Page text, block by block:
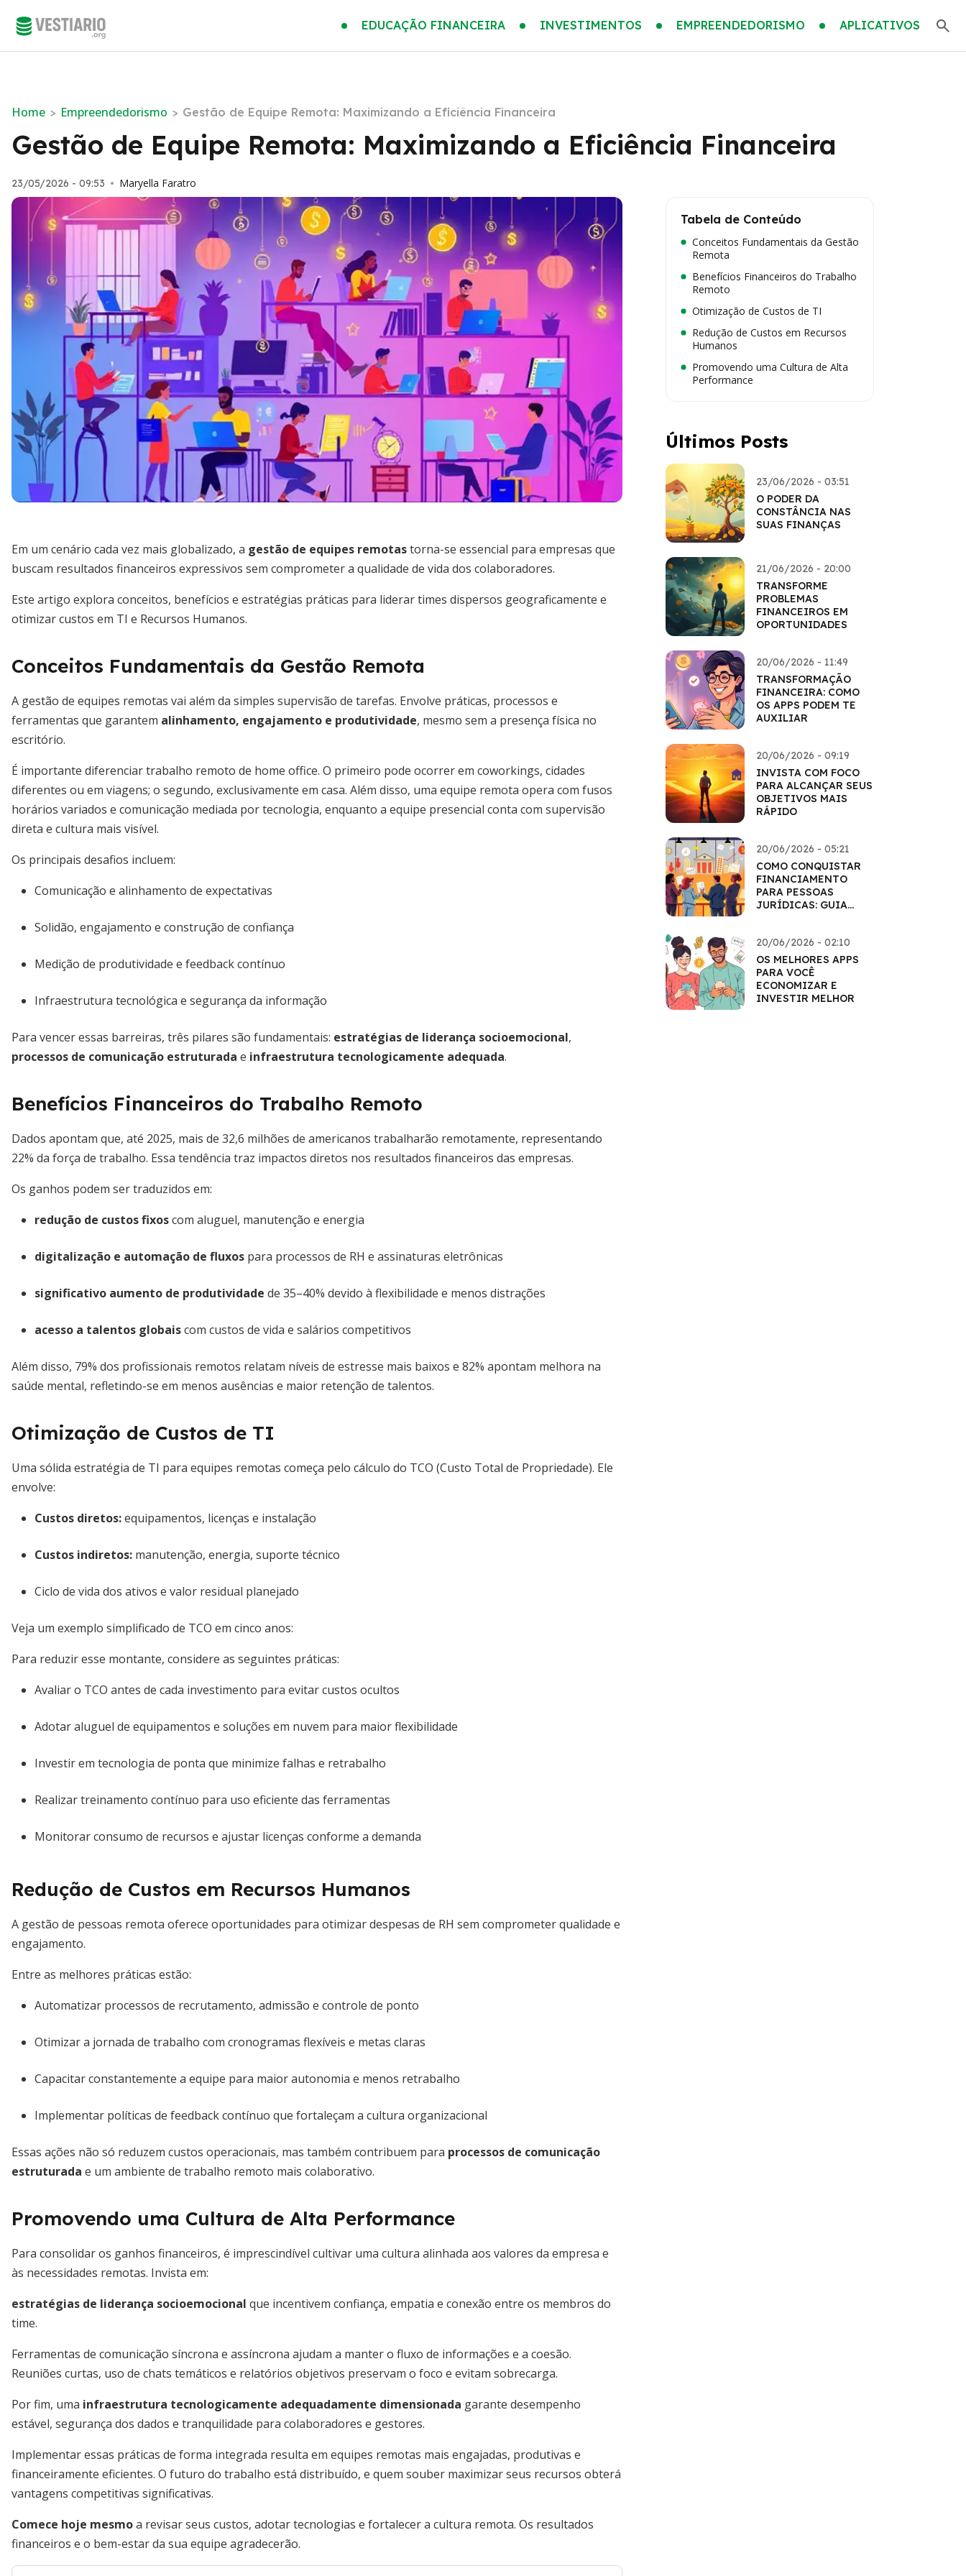
EDUCAÇÃO FINANCEIRA INVESTIMENTOS EMPREENDEDORISMO APLICATIVOS
Home > Empreendedorismo > Gestão de Equipe Remota: Maximizando a Eficiência Financeira
Gestão de Equipe Remota: Maximizando a Eficiência Financeira
23/05/2026 - 09:53 • Maryella Faratro
Em um cenário cada vez mais globalizado, a gestão de equipes remotastorna-se essencial para empresas que
buscam resultados financeiros expressivos sem comprometer a qualidade de vida dos colaboradores.
Este artigo explora conceitos, benefícios e estratégias práticas para liderar times dispersos geograficamente e
otimizar custos em TI e Recursos Humanos.
Conceitos Fundamentais da Gestão Remota
A gestão de equipes remotas vai além da simples supervisão de tarefas. Envolve práticas, processos e
ferramentas que garantem alinhamento, engajamento e produtividade, mesmo sem a presença física no
escritório.
É importante diferenciar trabalho remoto de home office. O primeiro pode ocorrer em coworkings, cidades
diferentes ou em viagens; o segundo, exclusivamente em casa. Além disso, uma equipe remota opera com fusos
horários variados e comunicação mediada por tecnologia, enquanto a equipe presencial conta com supervisão
direta e cultura mais visível.
Os principais desafios incluem:
Comunicação e alinhamento de expectativas
Solidão, engajamento e construção de confiança
Medição de produtividade e feedback contínuo
Infraestrutura tecnológica e segurança da informação
Para vencer essas barreiras, três pilares são fundamentais: estratégias de liderança socioemocional,
processos de comunicação estruturada e infraestrutura tecnologicamente adequada.
Benefícios Financeiros do Trabalho Remoto
Dados apontam que, até 2025, mais de 32,6 milhões de americanos trabalharão remotamente, representando
22% da força de trabalho. Essa tendência traz impactos diretos nos resultados financeiros das empresas.
Os ganhos podem ser traduzidos em:
redução de custos fixoscom aluguel, manutenção e energia
digitalização e automação de fluxos para processos de RH e assinaturas eletrônicas
significativo aumento de produtividade de 35–40% devido à flexibilidade e menos distrações
acesso a talentos globaiscom custos de vida e salários competitivos
Além disso, 79% dos profissionais remotos relatam níveis de estresse mais baixos e 82% apontam melhora na
saúde mental, refletindo-se em menos ausências e maior retenção de talentos.
Otimização de Custos de TI
Uma sólida estratégia de TI para equipes remotas começa pelo cálculo do TCO (Custo Total de Propriedade). Ele
envolve:
Custos diretos:equipamentos, licenças e instalação
Custos indiretos: manutenção, energia, suporte técnico
Ciclo de vida dos ativos e valor residual planejado
Veja um exemplo simplificado de TCO em cinco anos:
Para reduzir esse montante, considere as seguintes práticas:
Avaliar o TCO antes de cada investimento para evitar custos ocultos
Adotar aluguel de equipamentos e soluções em nuvem para maior flexibilidade
Investir em tecnologia de ponta que minimize falhas e retrabalho
Realizar treinamento contínuo para uso eficiente das ferramentas
Monitorar consumo de recursos e ajustar licenças conforme a demanda
Redução de Custos em Recursos Humanos
A gestão de pessoas remota oferece oportunidades para otimizar despesas de RH sem comprometer qualidade e
engajamento.
Entre as melhores práticas estão:
Automatizar processos de recrutamento, admissão e controle de ponto
Otimizar a jornada de trabalho com cronogramas flexíveis e metas claras
Capacitar constantemente a equipe para maior autonomia e menos retrabalho
Implementar políticas de feedback contínuo que fortaleçam a cultura organizacional
Essas ações não só reduzem custos operacionais, mas também contribuem para processos de comunicação
estruturada e um ambiente de trabalho remoto mais colaborativo.
Promovendo uma Cultura de Alta Performance
Para consolidar os ganhos financeiros, é imprescindível cultivar uma cultura alinhada aos valores da empresa e
às necessidades remotas. Invista em:
estratégias de liderança socioemocional que incentivem confiança, empatia e conexão entre os membros do
time.
Ferramentas de comunicação síncrona e assíncrona ajudam a manter o fluxo de informações e a coesão.
Reuniões curtas, uso de chats temáticos e relatórios objetivos preservam o foco e evitam sobrecarga.
Por fim, uma infraestrutura tecnologicamente adequadamente dimensionada garante desempenho
estável, segurança dos dados e tranquilidade para colaboradores e gestores.
Implementar essas práticas de forma integrada resulta em equipes remotas mais engajadas, produtivas e
financeiramente eficientes. O futuro do trabalho está distribuído, e quem souber maximizar seus recursos obterá
vantagens competitivas significativas.
Comece hoje mesmoa revisar seus custos, adotar tecnologias e fortalecer a cultura remota. Os resultados
financeiros e o bem-estar da sua equipe agradecerão.
Tabela de Conteúdo
Conceitos Fundamentais da Gestão
Remota
Benefícios Financeiros do Trabalho
Remoto
Otimização de Custos de TI
Redução de Custos em Recursos
Humanos
Promovendo uma Cultura de Alta
Performance
Últimos Posts
23/06/2026 - 03:51
O PODER DA
CONSTÂNCIA NAS
SUAS FINANÇAS
21/06/2026 - 20:00
TRANSFORME
PROBLEMAS
FINANCEIROS EM
OPORTUNIDADES
20/06/2026 - 11:49
TRANSFORMAÇÃO
FINANCEIRA: COMO
OS APPS PODEM TE
AUXILIAR
20/06/2026 - 09:19
INVISTA COM FOCO
PARA ALCANÇAR SEUS
OBJETIVOS MAIS
RÁPIDO
20/06/2026 - 05:21
COMO CONQUISTAR
FINANCIAMENTO
PARA PESSOAS
JURÍDICAS: GUIA
20/06/2026 - 02:10
OS MELHORES APPS
PARA VOCÊ
ECONOMIZAR E
INVESTIR MELHOR